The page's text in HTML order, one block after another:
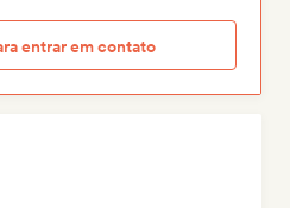
entrar em contato